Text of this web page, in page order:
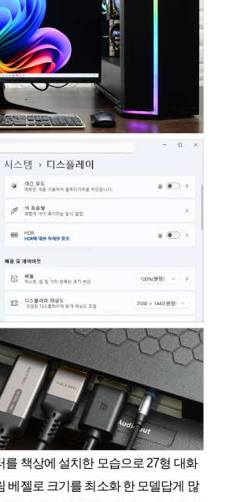
를 책상에 설치한 모습으로 27형 대화
베젤로 크기를 최소화 한 모델답게 많